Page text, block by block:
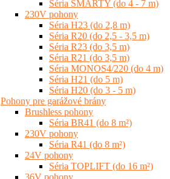
Séria SMARTY (do 4 - 7 m)
230V pohony
Séria H23 (do 2,8 m)
Séria R20 (do 2,5 - 3,5 m)
Séria R23 (do 3,5 m)
Séria R21 (do 3,5 m)
Séria MONOS4/220 (do 4 m)
Séria H21 (do 5 m)
Séria H20 (do 3 - 5 m)
Pohony pre garážové brány
Brushless pohony
Séria BR41 (do 8 m²)
230V pohony
Séria R41 (do 8 m²)
24V pohony
Séria TOPLIFT (do 16 m²)